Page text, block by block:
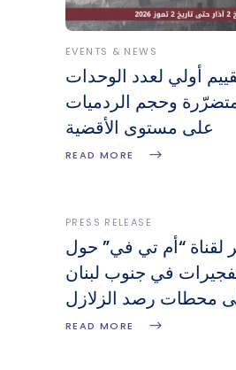
EVENTS & NEWS
أولي لعدد الوحدات
وحجم الردميات
على مستوى الأقضية
READ MORE
PRESS RELEASE
لقناة “أم تي في” حول
في جنوب لبنان
محطات رصد الزلازل
READ MORE